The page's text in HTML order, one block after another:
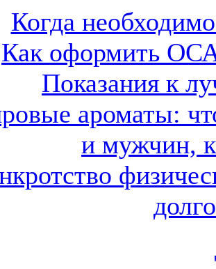
Когда
Как оформить
Показания к
ароматы:
и мужчин,